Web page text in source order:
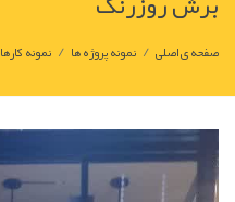
صفحه ی اصلی / نمونه پروژه ها / نمونه کارها